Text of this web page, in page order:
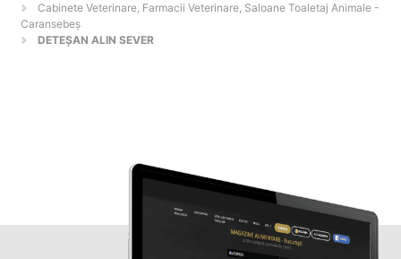
Cabinete Veterinare, Farmacii Veterinare, Saloane Toaletaj Animale -
Caransebeş
DETEŞAN ALIN SEVER